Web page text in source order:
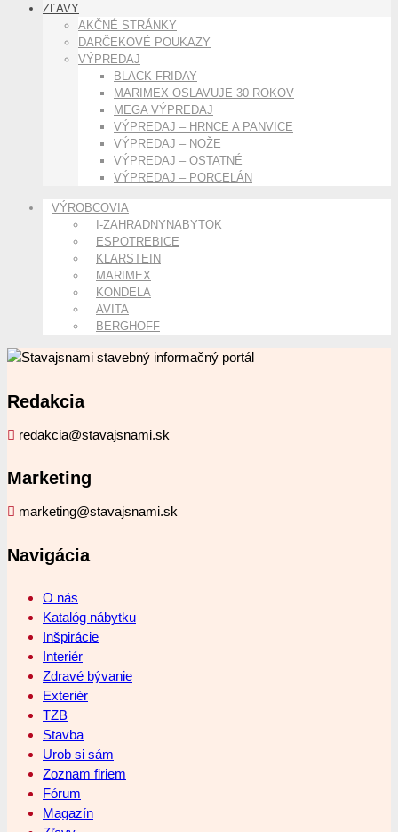
ZĽAVY
AKČNÉ STRÁNKY
DARČEKOVÉ POUKAZY
VÝPREDAJ
BLACK FRIDAY
MARIMEX OSLAVUJE 30 ROKOV
MEGA VÝPREDAJ
VÝPREDAJ – HRNCE A PANVICE
VÝPREDAJ – NOŽE
VÝPREDAJ – OSTATNÉ
VÝPREDAJ – PORCELÁN
VÝROBCOVIA
I-ZAHRADNYNABYTOK
ESPOTREBICE
KLARSTEIN
MARIMEX
KONDELA
AVITA
BERGHOFF
Redakcia
redakcia@stavajsnami.sk
Marketing
marketing@stavajsnami.sk
Navigácia
O nás
Katalóg nábytku
Inšpirácie
Interiér
Zdravé bývanie
Exteriér
TZB
Stavba
Urob si sám
Zoznam firiem
Fórum
Magazín